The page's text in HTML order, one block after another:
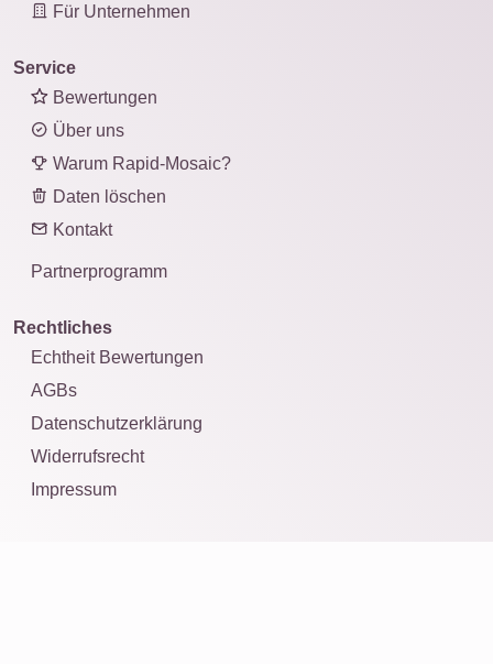
Für Unternehmen
Service
Bewertungen
Über uns
Warum Rapid-Mosaic?
Daten löschen
Kontakt
Partnerprogramm
Rechtliches
Echtheit Bewertungen
AGBs
Datenschutzerklärung
Widerrufsrecht
Impressum